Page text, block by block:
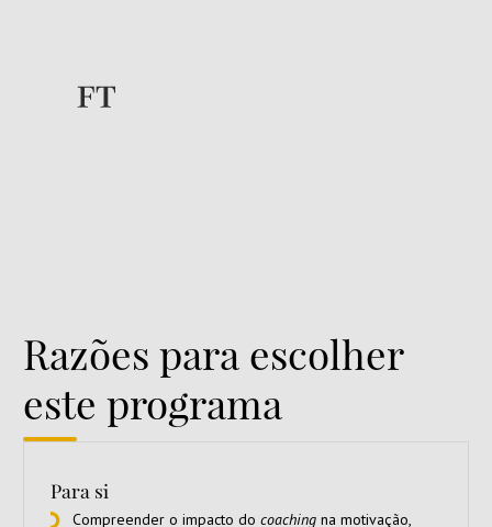
Razões para escolher
este programa
Para si
Compreender o impacto do coaching na motivação,